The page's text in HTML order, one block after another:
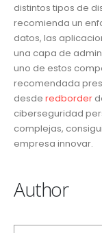
distintos tipos de
recomienda un
datos, las
una capa de
uno de estos
recomendada
desde redborder
ciberseguridad
complejas,
empresa innovar.
Author